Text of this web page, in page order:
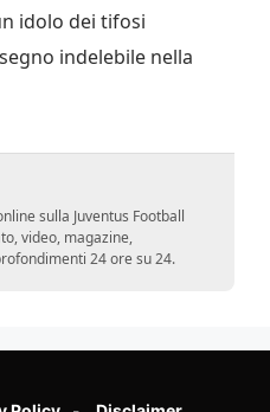
idolo dei tifosi
indelebile nella
sulla Juventus Football
video, magazine,
24 ore su 24.